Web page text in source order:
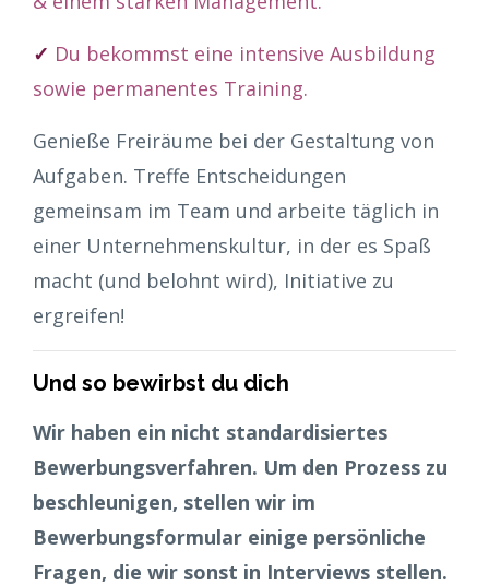
✓ Du bekommst eine intensive Ausbildung
sowie permanentes Training.
Genieße Freiräume bei der Gestaltung von
Aufgaben. Treffe Entscheidungen
gemeinsam im Team und arbeite täglich in
einer Unternehmenskultur, in der es Spaß
macht (und belohnt wird), Initiative zu
ergreifen!
Und so bewirbst du dich
Wir haben ein nicht standardisiertes
Bewerbungsverfahren. Um den Prozess zu
beschleunigen, stellen wir im
Bewerbungsformular einige persönliche
Fragen, die wir sonst in Interviews stellen.